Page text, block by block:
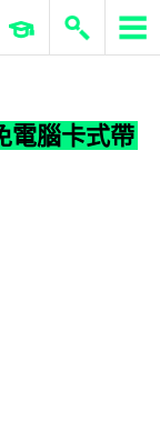
ERP 與商業 AI
電腦卡式帶